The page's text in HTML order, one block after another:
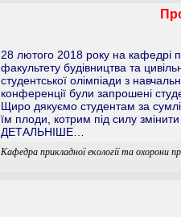
28 лютого 2018 року на кафедрі
факультету будівництва та
студентської олімпіади з
конференції були запрошені
Щиро дякуємо студентам за
їм плоди, котрим під силу
ДЕТАЛЬНІШЕ…
Кафедра прикладної екології та охорони